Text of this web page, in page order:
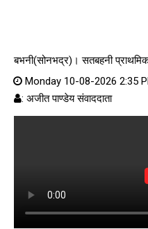
बभनी(सोनभद्र)। सतबहनी
Monday 10-08-2026 2:35
: अजीत पाण्डेय संवाददाता